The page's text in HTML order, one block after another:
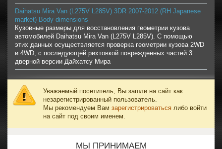
Daihatsu Mira Van (L275V L285V) 3DR 2007-2012 (RH Japanese
market) Body dimensions
Кузовные размеры для восстановления геометрии кузова
автомобилей Daihatsu Mira Van (L275V L285V). С помощью
этих данных осуществляется проверка геометрии кузова 2WD
и 4WD, с последующей рихтовкой поврежденных частей 3
дверной версии Дайхатсу Мира
Уважаемый посетитель, Вы зашли на сайт как
незарегистрированный пользователь.
Мы рекомендуем Вам зарегистрироваться либо войти
на сайт под своим именем.
МЫ ПРИНИМАЕМ